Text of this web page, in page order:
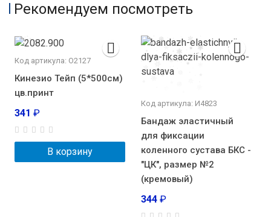
Рекомендуем посмотреть
Код артикула: О2127
Кинезио Тейп (5*500см)
цв.принт
341 ₽
В корзину
Код артикула: И4823
Бандаж эластичный
для фиксации
коленного сустава БКС -
"ЦК", размер №2
(кремовый)
344 ₽